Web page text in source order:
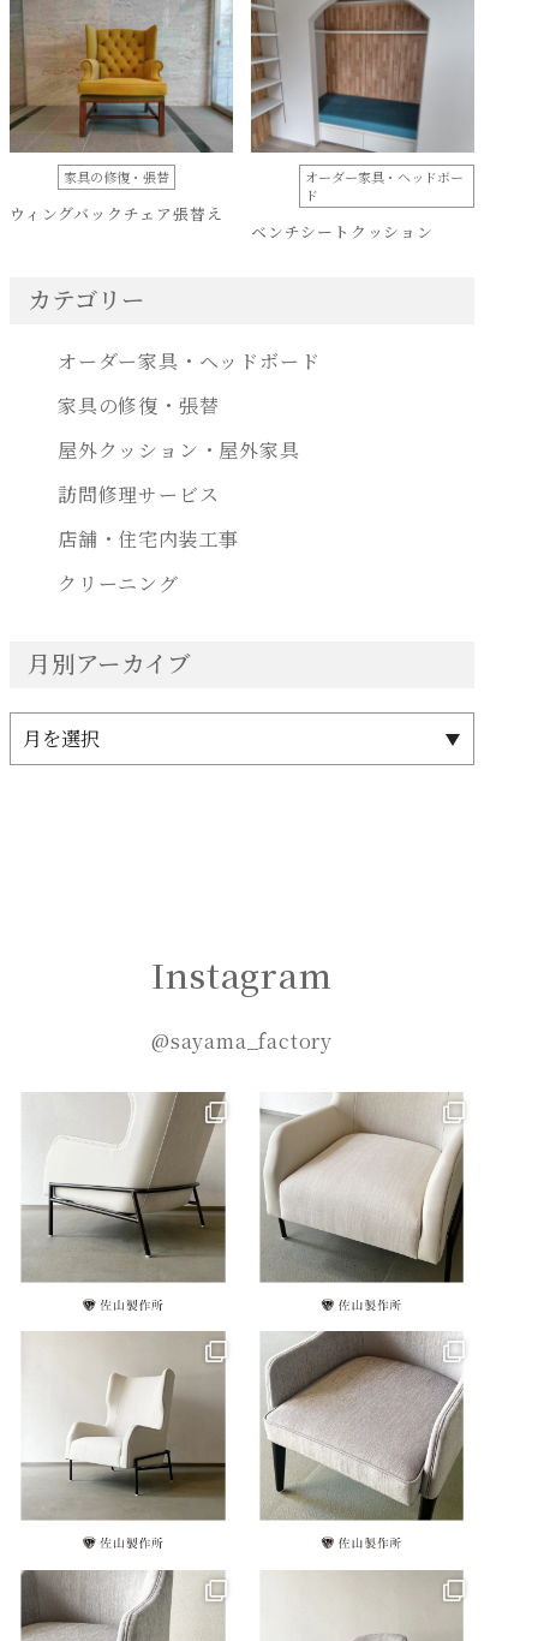
家具の修復・張替
ウィングバックチェア張替え
オーダー家具・ヘッドボー
ド
ベンチシートクッション
カテゴリー
オーダー家具・ヘッドボード
家具の修復・張替
屋外クッション・屋外家具
訪問修理サービス
店舗・住宅内装工事
クリーニング
月別アーカイブ
Instagram
@sayama_factory